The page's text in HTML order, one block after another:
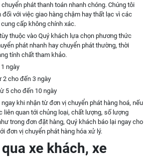
phát thanh toán nhanh chóng. Chúng tôi
đối với việc giao hàng chậm hay thất lạc vì các
cấp không chính xác.
thuộc vào Quý khách lựa chọn phương thức
phát nhanh hay chuyển phát thường, thời
tính chất tham khảo.
ngày
2 cho đến 3 ngày
5 cho đến 10 ngày
khi nhận từ đơn vị chuyển phát hàng hoá, nếu
liên quan tới chủng loại, chất lượng, số lượng
trong đơn đặt hàng, Quý khách báo lại ngay cho
đơn vị chuyển phát hàng hóa xử lý.
xe khách, xe